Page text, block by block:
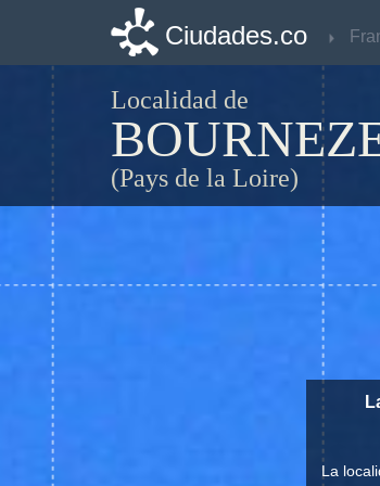
Ciudades.co
Localidad de
(Pays de la Loire)
La
Ciudades.co